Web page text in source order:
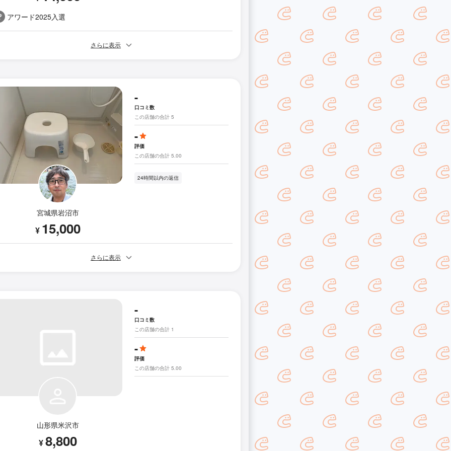
アワード2025入選
さらに表示
宮城県岩沼市
¥ 15,000
-
口コミ数
この店舗の合計 5
-
評価
この店舗の合計 5.00
24時間以内の返信
さらに表示
山形県米沢市
¥8,800
-
口コミ数
この店舗の合計 1
-
評価
この店舗の合計 5.00